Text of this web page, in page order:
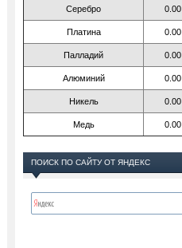
Серебро 0.00
Платина 0.00
Палладий 0.00
Алюминий 0.00
Никель 0.00
Медь 0.00
ПОИСК ПО САЙТУ ОТ ЯНДЕКС